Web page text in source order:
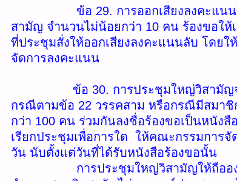
ข้อ 29. การออกเสียงลงคะแนนใน
สามัญ จำนวนไม่น้อยกว่า 10 คน ร้องขอให้
ที่ประชุมสั่งให้ออกเสียงลงคะแนนลับ โดย
จัดการลงคะแนน
ข้อ 30. การประชุมใหญ่วิสามัญจะกร
กรณีตามข้อ 22 วรรคสาม หรือกรณีมีสมา
กว่า 100 คน ร่วมกันลงชื่อร้องขอเป็นหนัง
เรียกประชุมเพื่อการใด ให้คณะกรรมการ
วัน นับตั้งแต่วันที่ได้รับหนังสือร้องขอนั้น
การประชุมใหญ่วิสามัญให้ถือองค์ปร